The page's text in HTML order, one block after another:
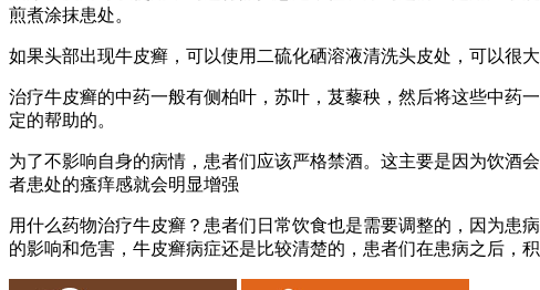
煎煮涂抹患处。
如果头部出现牛皮癣，可以使用二硫化硒溶液清洗头皮处，可以很
治疗牛皮癣的中药一般有侧柏叶，苏叶，芨藜秧，然后将这些中药
定的帮助的。
为了不影响自身的病情，患者们应该严格禁酒。这主要是因为饮酒
者患处的瘙痒感就会明显增强
用什么药物治疗牛皮癣？患者们日常饮食也是需要调整的，因为患
的影响和危害，牛皮癣病症还是比较清楚的，患者们在患病之后，